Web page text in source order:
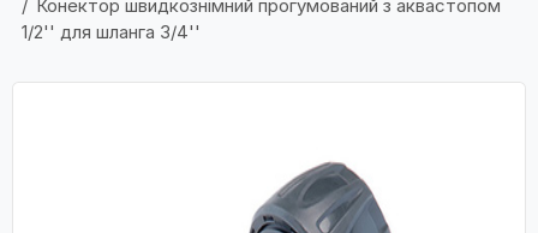
Конектор швидкознімний прогумований з аквастопом
1/2'' для шланга 3/4''